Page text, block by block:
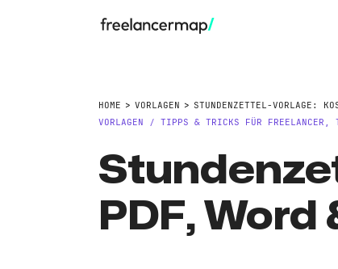
HOME VORLAGEN
STUNDENZETTEL-VORLAGE:
VORLAGEN
/ TIPPS & TRICKS FÜR FREELANCER ,
PDF, Word